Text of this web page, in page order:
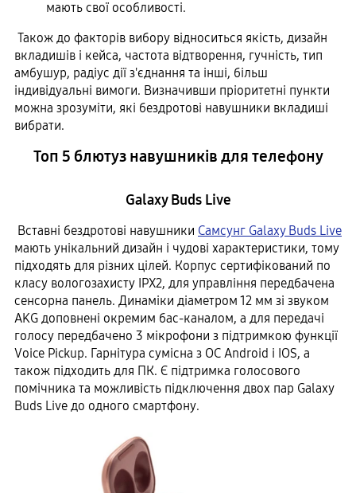
мають свої особливості.
Також до факторів вибору відноситься якість, дизайн
вкладишів і кейса, частота відтворення, гучність, тип
амбушур, радіус дії з'єднання та інші, більш
індивідуальні вимоги. Визначивши пріоритетні пункти
можна зрозуміти, які бездротові навушники вкладиші
вибрати.
Топ 5 блютуз навушників для телефону
Galaxy Buds Live
Вставні бездротові навушники Самсунг Galaxy Buds Live
мають унікальний дизайн і чудові характеристики, тому
підходять для різних цілей. Корпус сертифікований по
класу вологозахисту IPX2, для управління передбачена
сенсорна панель. Динаміки діаметром 12 мм зі звуком
AKG доповнені окремим бас-каналом, а для передачі
голосу передбачено 3 мікрофони з підтримкою функції
Voice Pickup. Гарнітура сумісна з ОС Android і IOS, а
також підходить для ПК. Є підтримка голосового
помічника та можливість підключення двох пар Galaxy
Buds Live до одного смартфону.